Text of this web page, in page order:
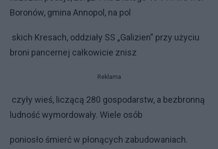
Boronów, gmina Annopol, na pol
skich Kresach, oddziały SS „Galizien” przy użyciu
broni pancernej całkowicie znisz
Reklama
czyły wieś, liczącą 280 gospodarstw, a bezbronną
ludność wymordowały. Wiele osób
poniosło śmierć w płonących zabudowaniach.